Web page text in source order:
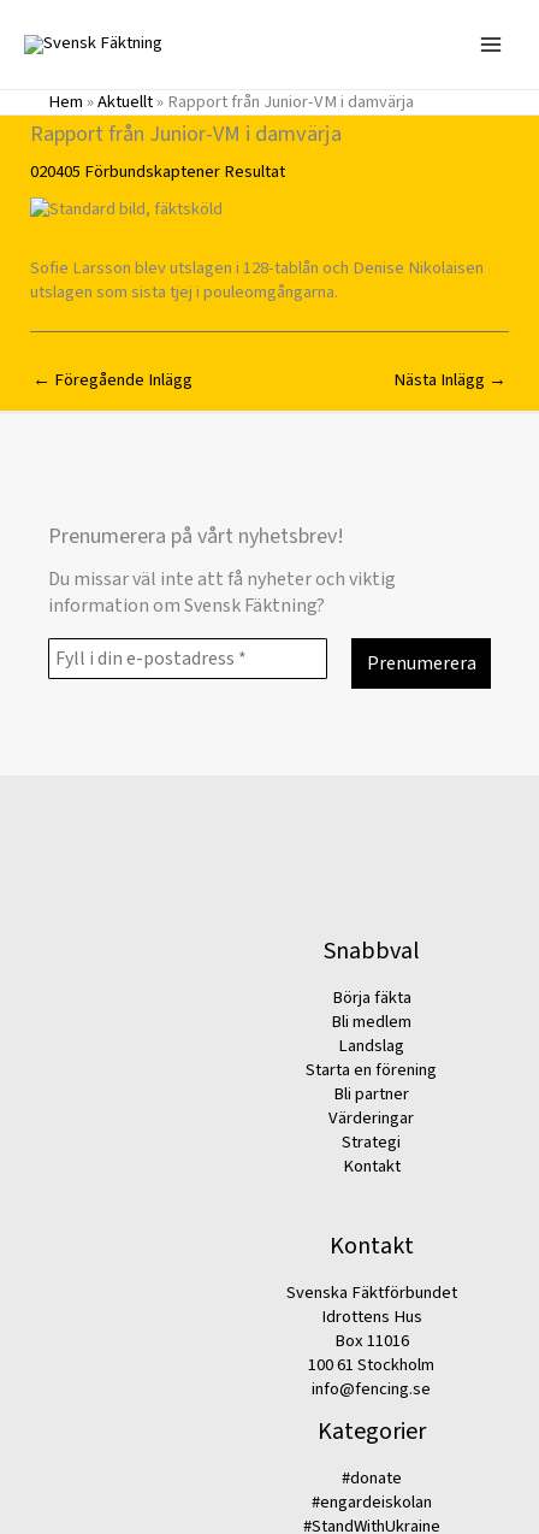
innehåll
Hem»Aktuellt»Rapport från Junior-VM i damvärja
Rapport från Junior-VM i damvärja
020405 FörbundskaptenerResultat
Sofie Larsson blev utslagen i 128-tablån och Denise Nikolaisen
utslagen som sista tjej i pouleomgångarna.
← Föregående Inlägg Nästa Inlägg →
Prenumerera på vårt nyhetsbrev!
Du missar väl inte att få nyheter och viktig
information om Svensk Fäktning?
Snabbval
Börja fäkta
Bli medlem
Landslag
Starta en förening
Bli partner
Värderingar
Strategi
Kontakt
Kontakt
Svenska Fäktförbundet
Idrottens Hus
Box 11016
100 61 Stockholm
info@fencing.se
Kategorier
#donate
#engardeiskolan
#StandWithUkraine